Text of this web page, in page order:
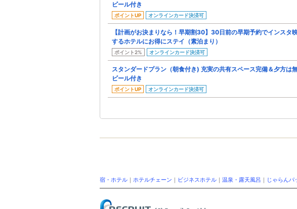
ビール付き
ポイントUP オンラインカード決済可
【計画がお決まりなら！早期割30】30日前の早期予約でインスタ
するホテルにお得にステイ（素泊まり）
ポイント2% オンラインカード決済可
スタンダードプラン（朝食付き) 充実の共有スペース完備＆夕方は
ビール付き
ポイントUP オンラインカード決済可
宿・ホテル ホテルチェーン ビジネスホテル 温泉・露天風呂 じゃらんパ